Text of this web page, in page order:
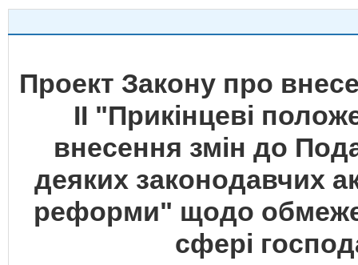
Проект Закону про
ІІ "Прикінцеві
внесення змін до
деяких законодавчих
реформи" щодо
сфері